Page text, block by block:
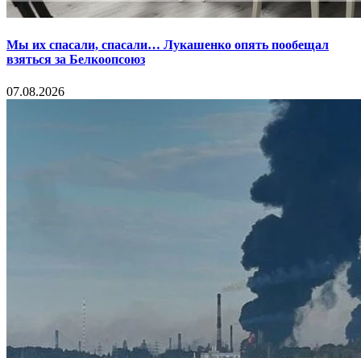
Мы их спасали, спасали… Лукашенко опять пообещал
взяться за Белкоопсоюз
07.08.2026